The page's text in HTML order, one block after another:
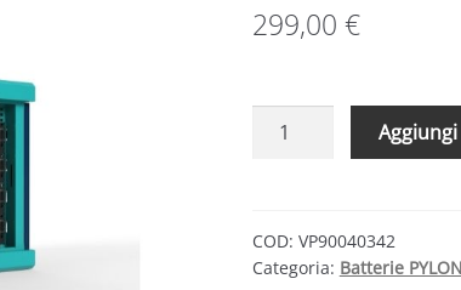
299,00 €
Pylontech
max
3
COD: VP90040342
Categoria: Batterie